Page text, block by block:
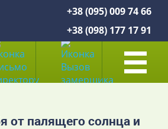
+38 (095) 009 74 66
+38 (098) 177 17 91
от палящего солнца и